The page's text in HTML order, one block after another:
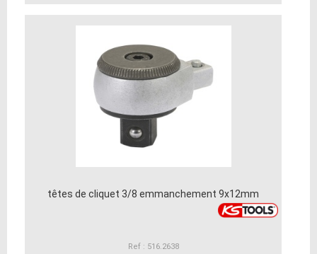
têtes de cliquet 3/8 emmanchement 9x12mm
Ref : 516.2638